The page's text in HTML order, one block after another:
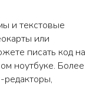
и текстовые
или
писать код на
ноутбуке. Более
редакторы,